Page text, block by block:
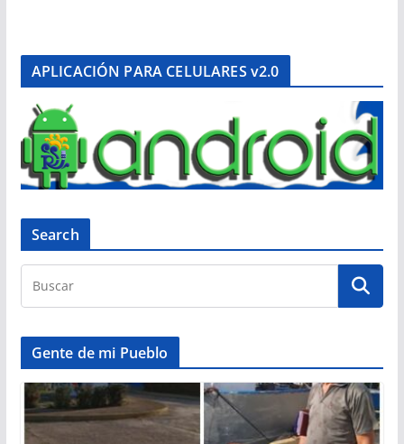
APLICACIÓN PARA CELULARES v2.0
Search
Gente de mi Pueblo